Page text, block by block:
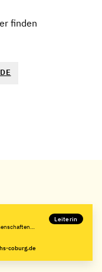
finden
Leiterin
coburg.de